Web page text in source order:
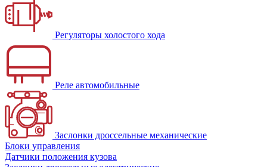
Регуляторы холостого хода
Реле автомобильные
Заслонки дроссельные механические
Блоки управления
Датчики положения кузова